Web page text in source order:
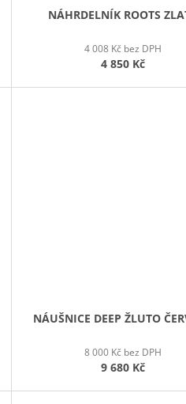
NÁHRDELNÍK ROOTS
4 008 Kč bez DPH
4 850 Kč
NÁUŠNICE DEEP ŽLUTO
8 000 Kč bez DPH
9 680 Kč